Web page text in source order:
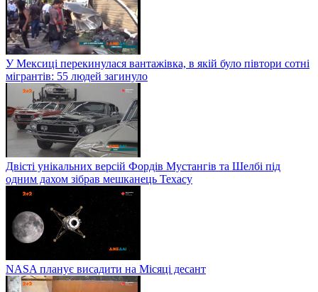
У Мексиці перекинулася вантажівка, в якій було півтори сотні
мігрантів: 55 людей загинуло
Двісті унікальних версій Фордів Мустангів та Шелбі під
одним дахом зібрав мешканець Техасу
NASA планує висадити на Місяці десант